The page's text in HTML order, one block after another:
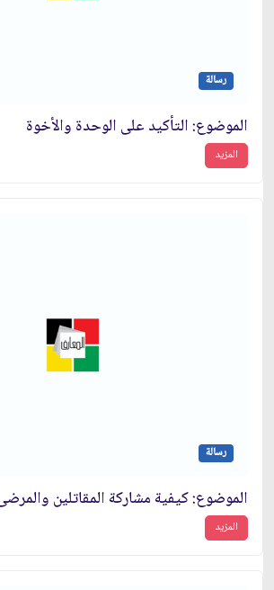
رسالة
الموضوع: التأكيد على الوحدة والأخوة
المزيد
رسالة
المزيد